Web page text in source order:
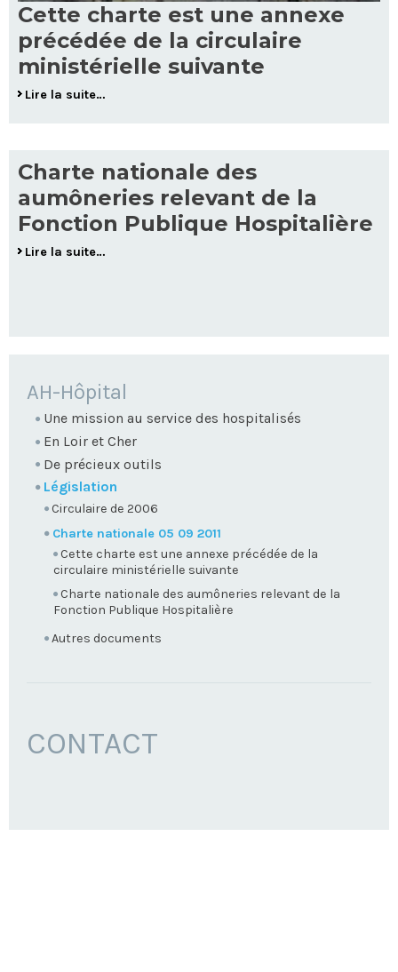
Cette charte est une annexe
précédée de la circulaire
ministérielle suivante
Lire la suite…
Charte nationale des
aumôneries relevant de la
Fonction Publique Hospitalière
Lire la suite…
NAVIGATION
AH-Hôpital
Une mission au service des hospitalisés
En Loir et Cher
De précieux outils
Législation
Circulaire de 2006
Charte nationale 05 09 2011
Cette charte est une annexe précédée de la
circulaire ministérielle suivante
Charte nationale des aumôneries relevant de la
Fonction Publique Hospitalière
Autres documents
CONTACT